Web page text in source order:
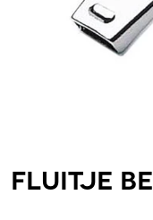
Fluitje